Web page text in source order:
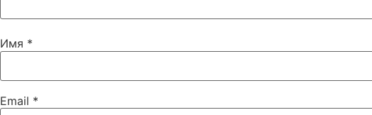
Имя *
Email *